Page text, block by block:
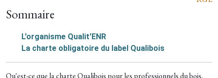
Sommaire
L'organisme Qualit'ENR
La charte obligatoire du label Qualibois
Qu'est-ce que la charte Qualibois pour les professionnels du bois,